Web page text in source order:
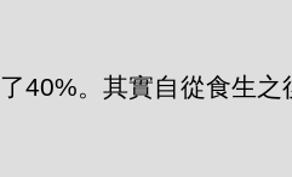
40%。其實自從食生